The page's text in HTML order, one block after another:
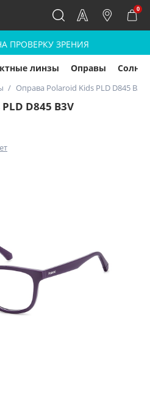
0
ПРОВЕРКУ ЗРЕНИЯ
линзы Оправы
Оправа Polaroid Kids PLD D845 B3V
D845 B3V